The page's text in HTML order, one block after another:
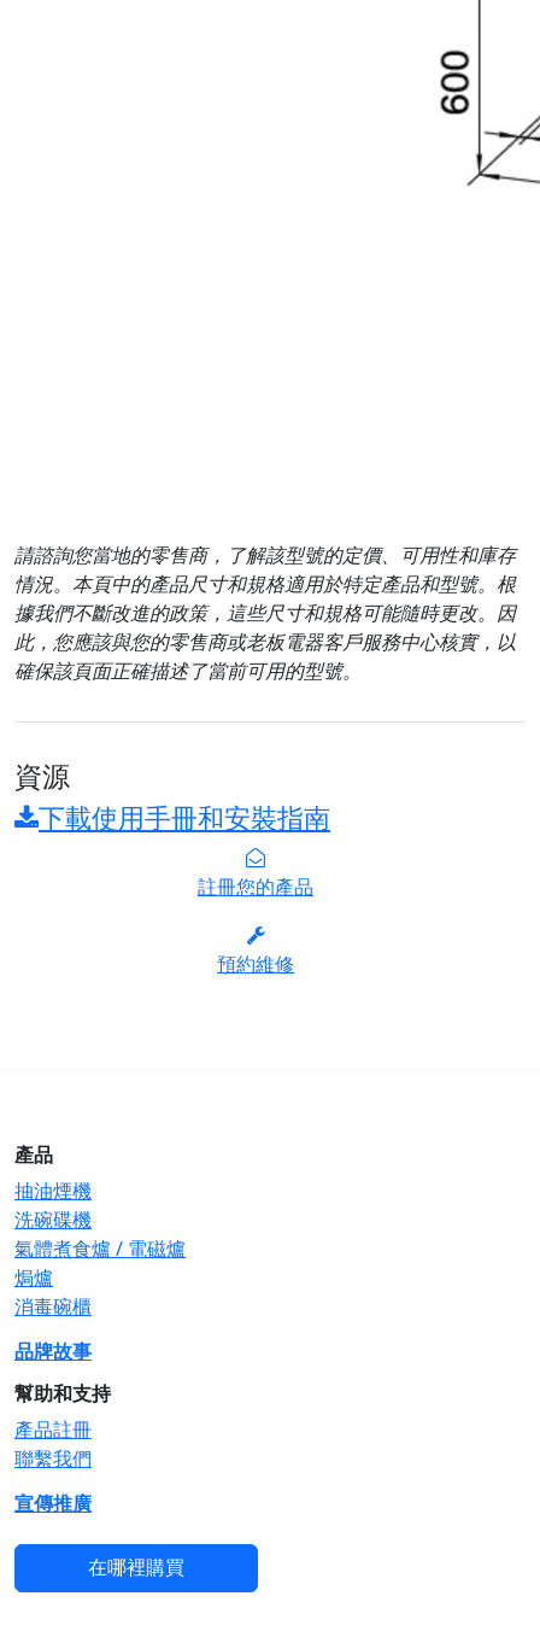
請諮詢您當地的零售商，了解該型號的定價、可用性和庫存
情況。本頁中的產品尺寸和規格適用於特定產品和型號。根
據我們不斷改進的政策，這些尺寸和規格可能隨時更改。因
此，您應該與您的零售商或老板電器客戶服務中心核實，以
確保該頁面正確描述了當前可用的型號。
資源
下載使用手冊和安裝指南
註冊您的產品
預約維修
產品
抽油煙機
洗碗碟機
氣體煮食爐 / 電磁爐
焗爐
消毒碗櫃
品牌故事
幫助和支持
產品註冊
聯繫我們
宣傳推廣
在哪裡購買